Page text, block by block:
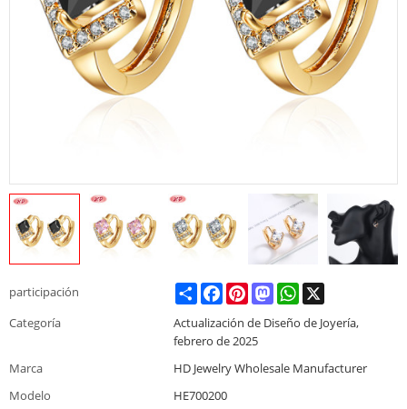
participación ShareFacebookPinterestMastodonWhatsApp
Categoría
Actualización de Diseño de Joyería,
febrero de 2025
Marca
HD Jewelry Wholesale Manufacturer
Modelo
HE700200